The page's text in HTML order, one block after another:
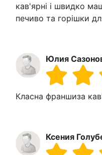
кав'ярні і швидко
печиво та горішки
Юлия
Класна франшиза
Ксения